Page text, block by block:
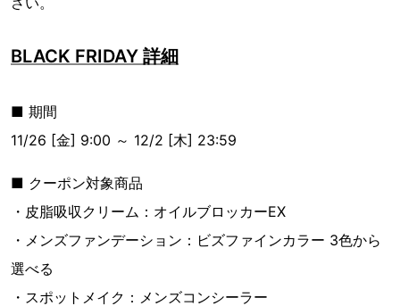
BLACK FRIDAY 詳細
■ 期間
11/26 [金] 9:00 ～ 12/2 [木] 23:59
■ クーポン対象商品
・皮脂吸収クリーム：オイルブロッカーEX
・メンズファンデーション：ビズファインカラー 3色から
選べる
・スポットメイク：メンズコンシーラー